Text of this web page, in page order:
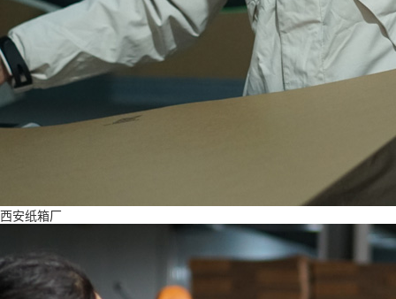
西安纸箱厂